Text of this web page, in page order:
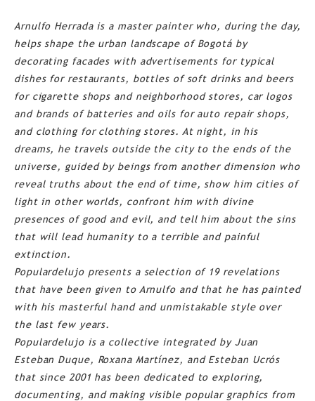
Arnulfo Herrada is a master painter who, during the day,
helps shape the urban landscape of Bogotá by
decorating facades with advertisements for typical
dishes for restaurants, bottles of soft drinks and beers
for cigarette shops and neighborhood stores, car logos
and brands of batteries and oils for auto repair shops,
and clothing for clothing stores. At night, in his
dreams, he travels outside the city to the ends of the
universe, guided by beings from another dimension who
reveal truths about the end of time, show him cities of
light in other worlds, confront him with divine
presences of good and evil, and tell him about the sins
that will lead humanity to a terrible and painful
extinction.
Populardelujo presents a selection of 19 revelations
that have been given to Arnulfo and that he has painted
with his masterful hand and unmistakable style over
the last few years.
Populardelujo is a collective integrated by Juan
Esteban Duque, Roxana Martínez, and Esteban Ucrós
that since 2001 has been dedicated to exploring,
documenting, and making visible popular graphics from